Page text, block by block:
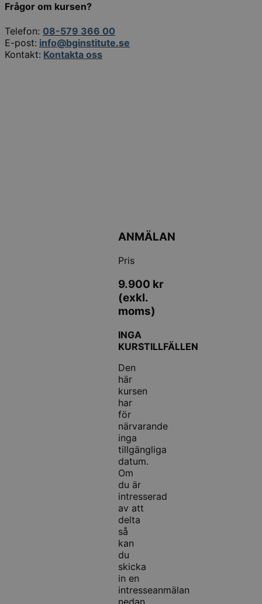
Frågor om kursen?
Telefon: 08-579 366 00
E-post: info@bginstitute.se
Kontakt: Kontakta oss
ANMÄLAN
Pris
9.900 kr
(exkl.
moms)
INGA
KURSTILLFÄLLEN
Den
här
kursen
har
för
närvarande
inga
tillgängliga
datum.
Om
du är
intresserad
av att
delta
så
kan
du
skicka
in en
intresseanmälan
nedan.